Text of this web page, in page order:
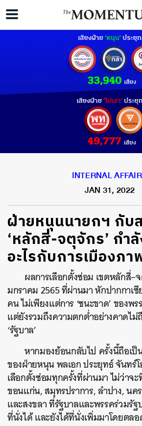
INTERNAL
JAN 31, 2022
ฝ่ายหนุนนายกฯ กับ
‘หลักสี่-จตุจักร’ กำ
อะไรกับการเมืองภ
ผลการเลือกตั้งซ่อม เขตหลักสี่–
มกราคม 2565ที่ผ่านมา หักปากกาเซี
คน ไม่เพียงแต่การ‘ชนะขาด’ของพร
แต่ยังรวมถึงความตกต่ำอย่างคาดไม่
‘รัฐบาล’
หากมองย้อนกลับไป ครั้งนี้ถือเ
ของฝ่ายหนุน พลเอก ประยุทธ์ จันทร์
เลือกตั้งซ่อมทุกครั้งที่ผ่านมา ไม่ว่าจ
ขอนแก่น, สมุทรปราการ, ลำปาง, นค
และสงขลา ที่รัฐบาลและพรรคร่วมรั
ที่นั่งได้ และยังได้ที่นั่งเพิ่มมาโดยตล